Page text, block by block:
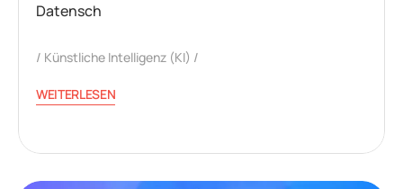
Datensch
Künstliche Intelligenz (KI)
WEITERLESEN